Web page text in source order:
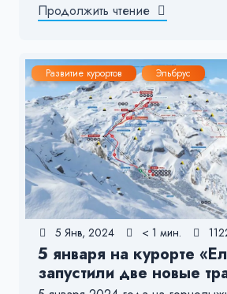
Продолжить чтение
Развитие курортов Эльбрус
5 Янв, 2024 < 1 мин.
5 января на курорте
запустили две новые